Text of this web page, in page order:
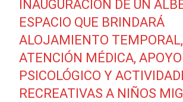
INAUGURACIÓN DE UN
ESPACIO QUE BRINDARÁ
ALOJAMIENTO TEMPORAL,
ATENCIÓN MÉDICA, APOYO
PSICOLÓGICO Y
RECREATIVAS A NIÑOS